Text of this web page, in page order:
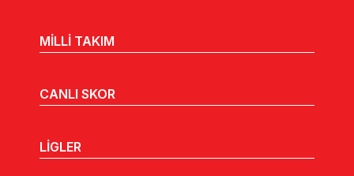
MİLLİ TAKIM
CANLI SKOR
LİGLER